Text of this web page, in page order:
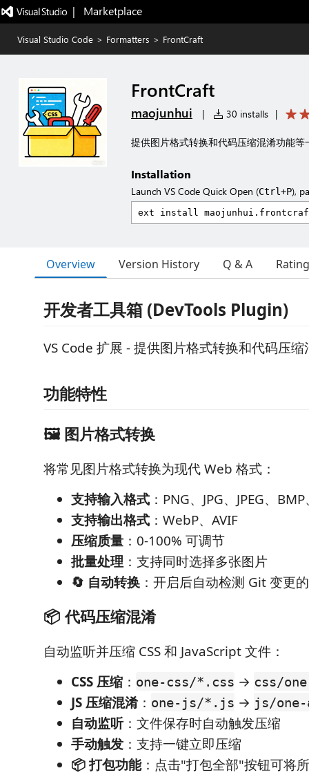
|   Marketplace
Visual Studio Code > Formatters > FrontCraft
FrontCraft
maojunhui | 30 installs |
提供图片格式转换和代码压缩混淆功能等
Installation
Launch VS Code Quick Open (Ctrl+P),
Overview Version History Q & A
开发者工具箱 (DevTools Plugin)
VS Code 扩展 - 提供图片格式转换和代码压缩
功能特性
🖼️ 图片格式转换
将常见图片格式转换为现代 Web 格式：
支持输入格式 ：PNG、JPG、JPEG、
支持输出格式 ：WebP、AVIF
压缩质量 ：0-100% 可调节
批量处理 ：支持同时选择多张图片
🔄 自动转换 ：开启后自动检测 Git 变更
📦 代码压缩混淆
自动监听并压缩 CSS 和 JavaScript 文件：
CSS 压缩 ： one-css/*.css → css/
JS 压缩混淆： one-js/*.js → js/
自动监听：文件保存时自动触发压缩
手动触发 ：支持一键立即压缩
📦 打包功能：点击"打包全部"按钮可将